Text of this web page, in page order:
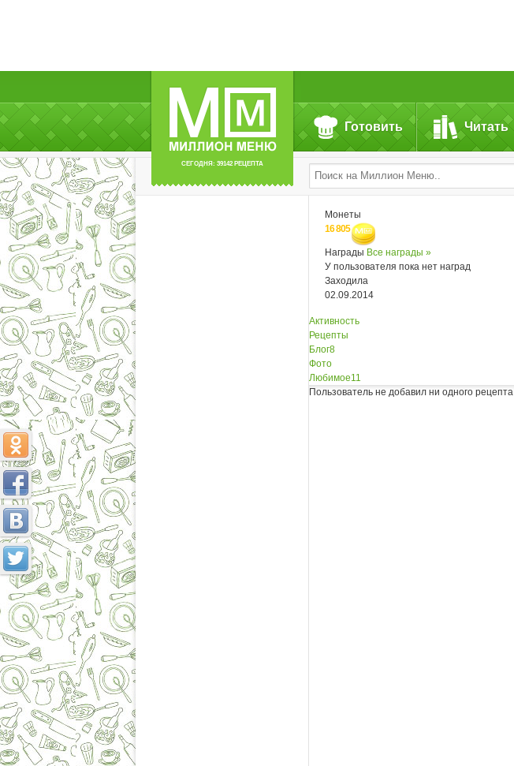
СЕГОДНЯ: 39142 РЕЦЕПТА
Готовить Читать
Монеты
16 805
Награды Все награды »
У пользователя пока нет наград
Заходила
02.09.2014
Активность
Рецепты
Блог8
Фото
Любимое11
Пользователь не добавил ни одного рецепта